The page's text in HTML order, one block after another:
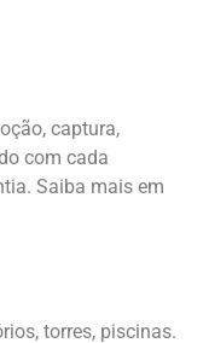
captura,
com cada
Saiba mais em
torres, piscinas.